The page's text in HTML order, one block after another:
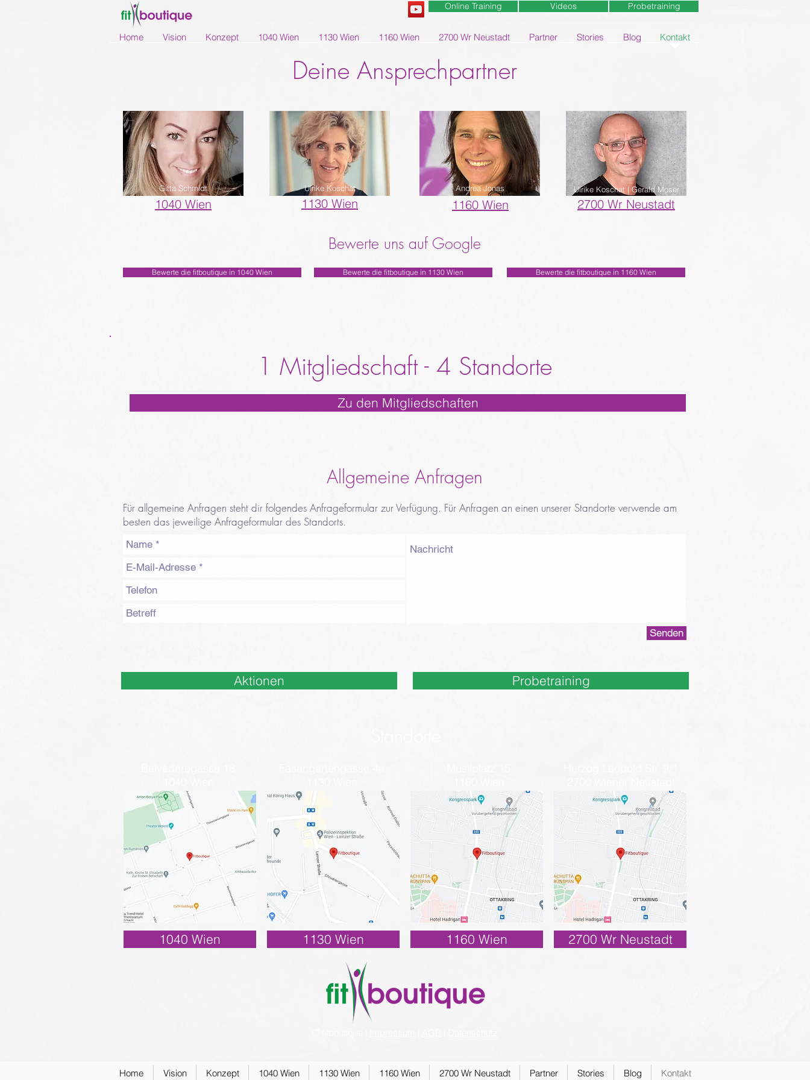
Online Training Videos Probetraining
Home Vision Konzept 1040 Wien 1130 Wien 1160 Wien 2700 Wr Neustadt Partner Stories Blog Kontakt
Deine Ansprechpartner
Gitta Schmidt
1040 Wien
Ulrike Koschat
1130 Wien
Andrea Jonas
1160 Wien
Ulrike Koschat | Gerald Moser
2700 Wr Neustadt
Bewerte uns auf Google
Bewerte die fitboutique in 1040 Wien Bewerte die fitboutique in 1130 Wien Bewerte die fitboutique in 1160 Wien
1 Mitgliedschaft - 4 Standorte
Zu den Mitgliedschaften
Allgemeine Anfragen
Für allgemeine Anfragen steht dir folgendes Anfrageformular zur Verfügung. Für Anfragen an einen unserer Standorte verwende am
besten das jeweilige Anfrageformular des Standorts.
Senden
Aktionen Probetraining
1040 Wien 1130 Wien 1160 Wien 2700 Wr Neustadt
Home Vision Konzept 1040 Wien 1130 Wien 1160 Wien 2700 Wr Neustadt Partner Stories Blog Kontakt